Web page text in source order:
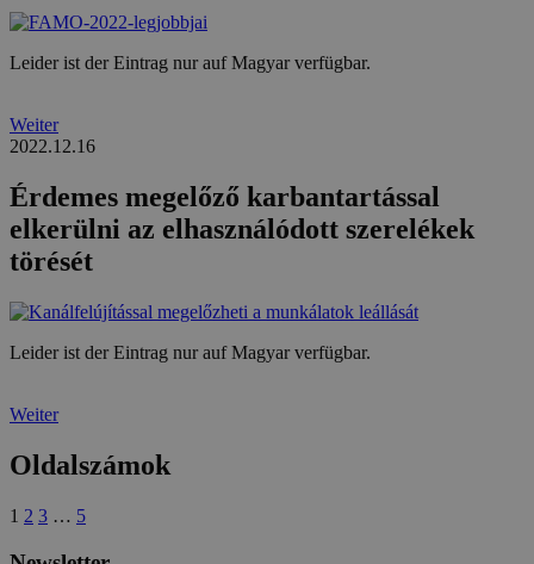
Leider ist der Eintrag nur auf Magyar verfügbar.
Weiter
2022.12.16
Érdemes megelőző karbantartással
elkerülni az elhasználódott szerelékek
törését
Leider ist der Eintrag nur auf Magyar verfügbar.
Weiter
Oldalszámok
1 2 3 … 5